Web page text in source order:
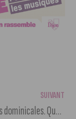
SUIVANT
Ouvertures dominicales. Quand les commerçants pourront-ils ouvrir à Dijon ?